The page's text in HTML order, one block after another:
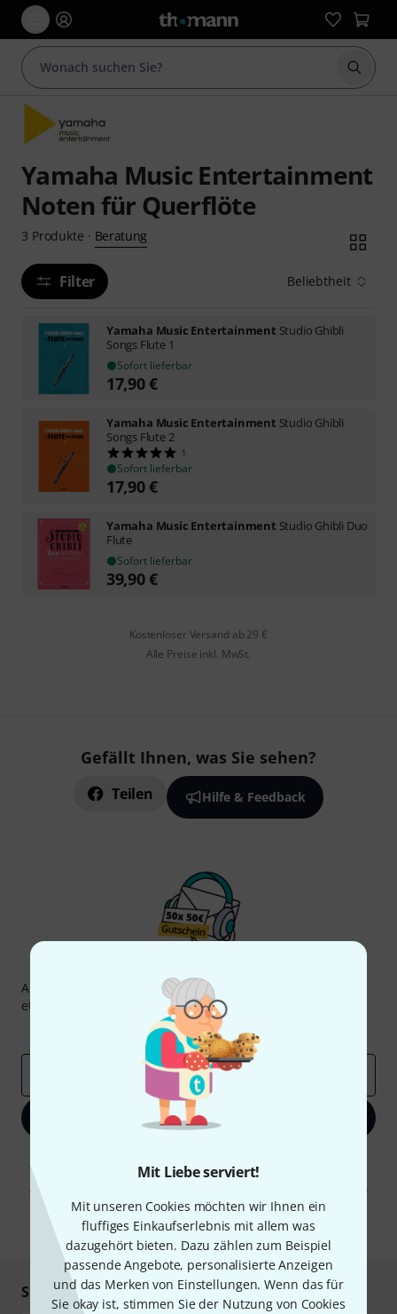
Mit Liebe serviert!
Mit unseren Cookies möchten wir Ihnen ein
fluffiges Einkaufserlebnis mit allem was
dazugehört bieten. Dazu zählen zum Beispiel
passende Angebote, personalisierte Anzeigen
und das Merken von Einstellungen. Wenn das für
Sie okay ist, stimmen Sie der Nutzung von Cookies
Suche
Yamaha Music Entertainment
Noten für Querflöte
3 Produkte · Beratung
Filter Beliebtheit
Yamaha Music Entertainment Studio Ghibli
Songs Flute 1
Sofort lieferbar
17,90€
Yamaha Music Entertainment Studio Ghibli
Songs Flute 2
1
Sofort lieferbar
17,90€
Yamaha Music Entertainment Studio Ghibli Duo
Flute
Sofort lieferbar
39,90€
Kostenloser Versand ab 29 €
Alle Preise inkl. MwSt.
Gefällt Ihnen, was Sie sehen?
Teilen Hilfe & Feedback
Abonniere den Thomann Newsletter und gewinne mit
etwas Glück einen von
50 Gutscheinen
Inspirierende Beiträge
Deals
Jetzt anmelden
Werbung und einer Messung des E-Mail-Nutzungsverhaltens zu. Die
Abmeldung ist jederzeit möglich. Weitere Informationen finden Sie in
unserenDatenschutzhinweisen.
* Pflichtfeld
Sicher einkaufen & bezahlen